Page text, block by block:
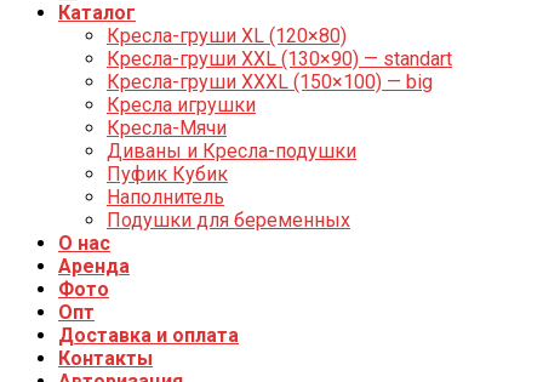
Каталог
Кресла-груши XL (120×80)
Кресла-груши XXL (130×90) — standart
Кресла-груши XXXL (150×100) — big
Кресла игрушки
Кресла-Мячи
Диваны и Кресла-подушки
Пуфик Кубик
Наполнитель
Подушки для беременных
О нас
Аренда
Фото
Опт
Доставка и оплата
Контакты